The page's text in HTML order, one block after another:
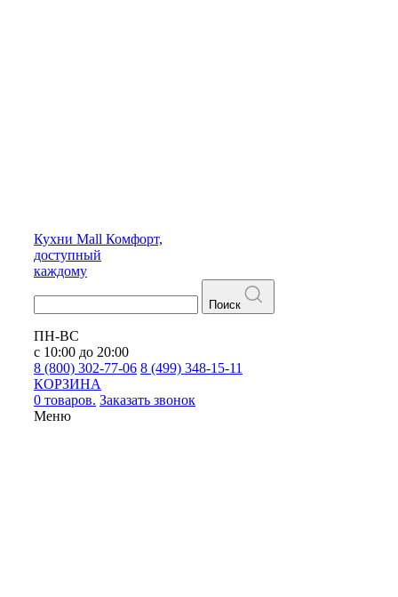
Кухни Mall Комфорт,
доступный
каждому
Поиск
ПН-ВС
с 10:00 до 20:00
8 (800) 302-77-06 8 (499) 348-15-11
КОРЗИНА
0 товаров. Заказать звонок
Меню